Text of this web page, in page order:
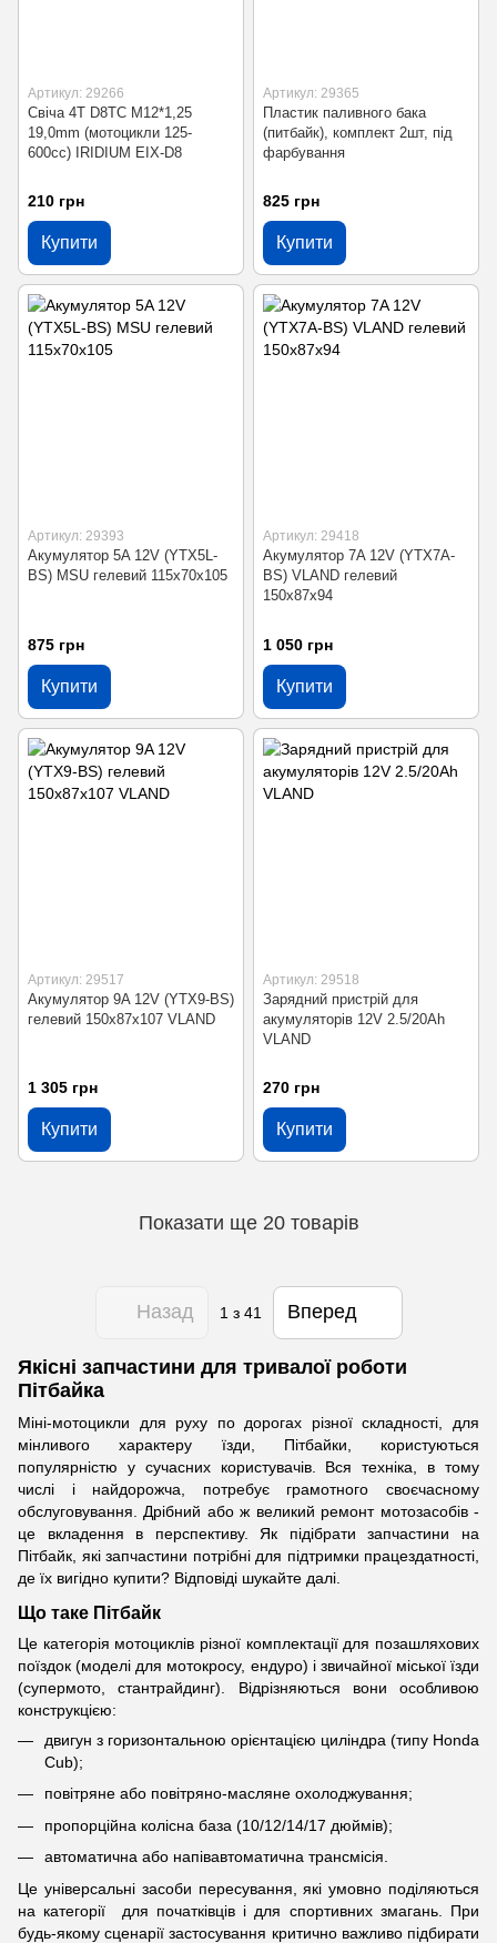
Артикул: 29266
Свіча 4T D8TC M12*1,25
19,0mm (мотоцикли 125-
600сс) IRIDIUM EIX-D8
210 грн
Купити
Артикул: 29365
Пластик паливного бака
(питбайк), комплект 2шт, під
фарбування
825 грн
Купити
Артикул: 29393
Акумулятор 5A 12V (YTX5L-
BS) MSU гелевий 115x70x105
875 грн
Купити
Артикул: 29418
Акумулятор 7A 12V (YTX7A-
BS) VLAND гелевий
150x87x94
1 050 грн
Купити
Артикул: 29517
Акумулятор 9A 12V (YTX9-BS)
гелевий 150x87x107 VLAND
1 305 грн
Купити
Артикул: 29518
Зарядний пристрій для
акумуляторів 12V 2.5/20Ah
VLAND
270 грн
Купити
Показати ще 20 товарів
Назад 1 з 41 Вперед
Якісні запчастини для тривалої роботи
Пітбайка
Міні-мотоцикли для руху по дорогах різної складності, для
мінливого характеру їзди, Пітбайки, користуються
популярністю у сучасних користувачів. Вся техніка, в тому
числі і найдорожча, потребує грамотного своєчасному
обслуговування. Дрібний або ж великий ремонт мотозасобів -
це вкладення в перспективу. Як підібрати запчастини на
Пітбайк, які запчастини потрібні для підтримки працездатності,
де їх вигідно купити? Відповіді шукайте далі.
Що таке Пітбайк
Це категорія мотоциклів різної комплектації для позашляхових
поїздок (моделі для мотокросу, ендуро) і звичайної міської їзди
(супермото, стантрайдинг). Відрізняються вони особливою
конструкцією:
двигун з горизонтальною орієнтацією циліндра (типу Honda
Cub);
повітряне або повітряно-масляне охолоджування;
пропорційна колісна база (10/12/14/17 дюймів);
автоматична або напівавтоматична трансмісія.
Це універсальні засоби пересування, які умовно поділяються
на категорії для початківців і для спортивних змагань. При
будь-якому сценарії застосування критично важливо підбирати